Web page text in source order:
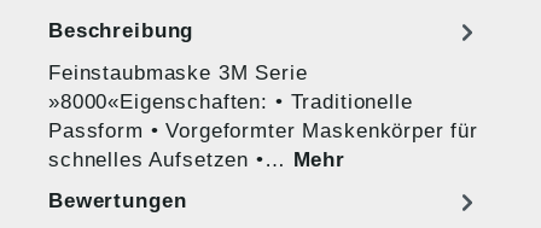
Beschreibung
Feinstaubmaske 3M Serie
»8000«Eigenschaften: • Traditionelle
Passform • Vorgeformter Maskenkörper für
schnelles Aufsetzen •… Mehr
Bewertungen